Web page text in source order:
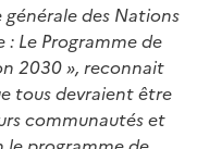
générale des Nations
Le Programme de
2030 », reconnait
tous devraient être
communautés et